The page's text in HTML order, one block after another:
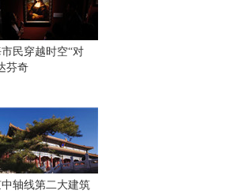
民穿越时空“对
芬奇
轴线第二大建筑